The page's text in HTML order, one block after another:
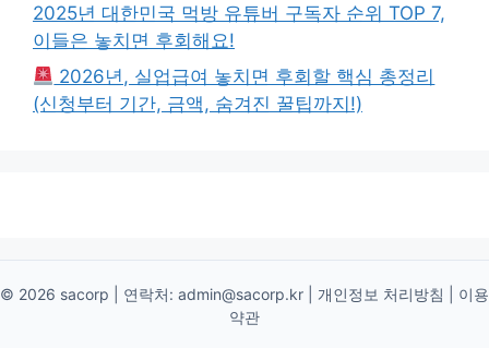
2025년 대한민국 먹방 유튜버 구독자 순위 TOP 7,
이들은 놓치면 후회해요!
2026년, 실업급여 놓치면 후회할 핵심 총정리
(신청부터 기간, 금액, 숨겨진 꿀팁까지!)
© 2026 sacorp | 연락처: admin@sacorp.kr 개인정보 처리방침
이용
약관